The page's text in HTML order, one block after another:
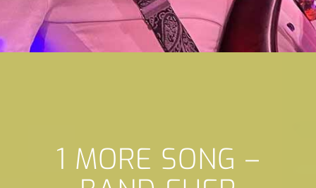
1 MORE SONG –